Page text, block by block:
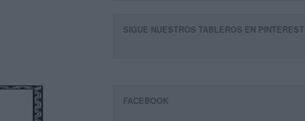
SIGUE NUESTROS TABLEROS EN PINTEREST
FACEBOOK